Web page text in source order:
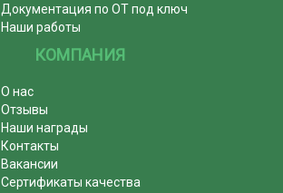
Документация по ОТ под ключ
Наши работы
КОМПАНИЯ
О нас
Отзывы
Наши награды
Контакты
Вакансии
Сертификаты качества